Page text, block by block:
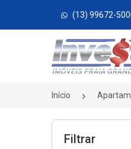
(13) 99672-
Página inicial
Início
Filtrar